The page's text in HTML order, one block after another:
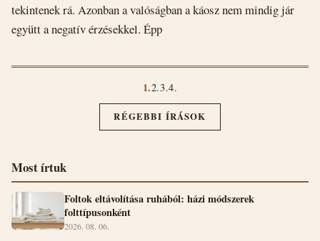
tekintenek rá. Azonban a valóságban a káosz nem mindig jár
együtt a negatív érzésekkel. Épp
1.2.3.4.
RÉGEBBI ÍRÁSOK
Most írtuk
Foltok eltávolítása ruhából: házi módszerek
folttípusonként
2026. 08. 06.